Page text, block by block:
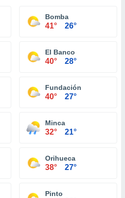
Bomba
41° 26°
El Banco
40° 28°
Fundación
40° 27°
Minca
32° 21°
Orihueca
38° 27°
Pinto